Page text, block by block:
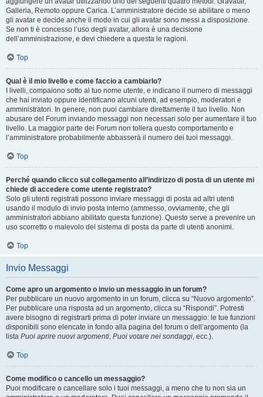
Galleria, Remoto oppure Carica. L’amministratore decide se abilitare o meno
gli avatar e decide anche il modo in cui gli avatar sono messi a disposizione.
Se non ti è concesso l’uso degli avatar, allora è una decisione
dell’amministrazione, e devi chiedere a questa le ragioni.
Top
Qual è il mio livello e come faccio a cambiarlo?
I livelli, compaiono sotto al tuo nome utente, e indicano il numero di messaggi
che hai inviato oppure identificano alcuni utenti, ad esempio, moderatori e
amministratori. In genere, non puoi cambiare direttamente il tuo livello. Non
abusare del Forum inviando messaggi non necessari solo per aumentare il tuo
livello. La maggior parte dei Forum non tollera questo comportamento e
l’amministratore probabilmente abbasserà il numero dei tuoi messaggi.
Top
Perché quando clicco sul collegamento all’indirizzo di posta di un utente mi
chiede di accedere come utente registrato?
Solo gli utenti registrati possono inviare messaggi di posta ad altri utenti
usando il modulo di invio posta interno (ammesso, ovviamente, che gli
amministratori abbiano abilitato questa funzione). Questo serve a prevenire un
uso scorretto o malevolo del sistema di posta da parte di utenti anonimi.
Top
Invio Messaggi
Come apro un argomento o invio un messaggio in un forum?
Per pubblicare un nuovo argomento in un forum, clicca su “Nuovo argomento”.
Per pubblicare una risposta ad un argomento, clicca su “Rispondi”. Potresti
avere bisogno di registrarti prima di poter inviare un messaggio: le tue funzioni
disponibili sono elencate in fondo alla pagina del forum o dell’argomento (la
lista Puoi aprire nuovi argomenti, Puoi votare nei sondaggi, ecc.).
Top
Come modifico o cancello un messaggio?
Puoi modificare o cancellare solo i tuoi messaggi, a meno che tu non sia un